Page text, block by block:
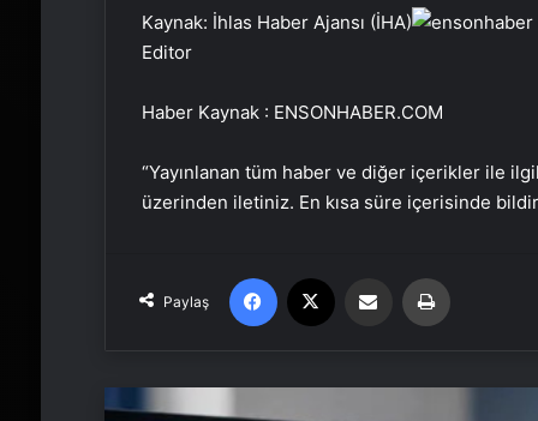
Kaynak: İhlas Haber Ajansı (İHA)
Editor
Haber Kaynak : ENSONHABER.COM
“Yayınlanan tüm haber ve diğer içerikler ile
üzerinden iletiniz. En kısa süre içerisinde
Paylaş
Facebook Email'den paylaş